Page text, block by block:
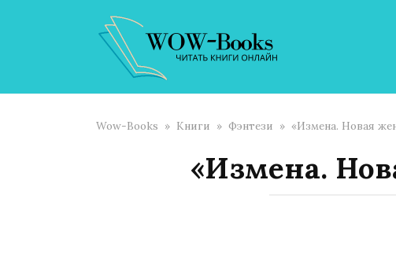
Wow-Books » Книги » Фэнтези » «Измена. Новая
«Измена.